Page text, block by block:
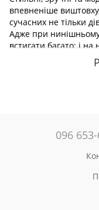
впевненіше
сучасних не тільки
Адже при
встигати багато: і на
магазинах пройтися,
інтересами
дизайн,
конструкція й
Сучасні
ваші руки, вирівняє
096